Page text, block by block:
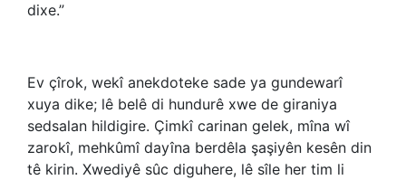
dixe.”
Ev çîrok, wekî anekdoteke sade ya gundewarî
xuya dike; lê belê di hundurê xwe de giraniya
sedsalan hildigire. Çimkî carinan gelek, mîna wî
zarokî, mehkûmî dayîna berdêla şaşiyên kesên din
tê kirin. Xwediyê sûc diguhere, lê sîle her tim li